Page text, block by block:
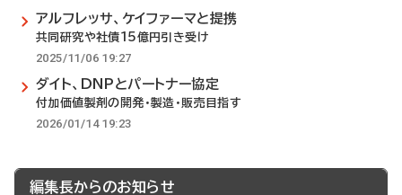
アルフレッサ、ケイファーマと提携
共同研究や社債15億円引き受け
2025/11/06 19:27
ダイト、DNPとパートナー協定
付加価値製剤の開発・製造・販売目指す
2026/01/14 19:23
編集長からのお知らせ